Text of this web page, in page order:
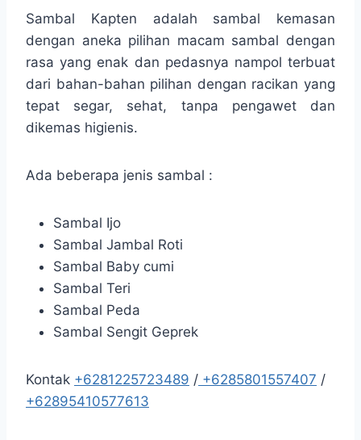
Sambal Kapten adalah sambal kemasan
dengan aneka pilihan macam sambal dengan
rasa yang enak dan pedasnya nampol terbuat
dari bahan-bahan pilihan dengan racikan yang
tepat segar, sehat, tanpa pengawet dan
dikemas higienis.
Ada beberapa jenis sambal :
Sambal Ijo
Sambal Jambal Roti
Sambal Baby cumi
Sambal Teri
Sambal Peda
Sambal Sengit Geprek
Kontak +6281225723489 / +6285801557407 /
+62895410577613